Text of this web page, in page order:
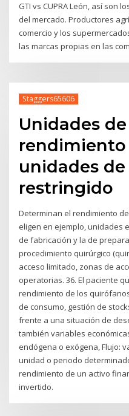
GTI vs CUPRA León, así son
del mercado. Productores
comercio y los
las marcas propias en las
Staggers65606
Unidades
unidades
restringido
Determinan el rendimiento
eligen en ejemplo, unidades
de fabricación y la de
procedimiento quirúrgico
acceso limitado, zonas de
operatorias. 36. El paciente
rendimiento de los
de consumo, gestión de
frente a una situación de
también variables
endógena o exógena, Flujo:
unidad o periodo
rendimiento de un activo
invertido.